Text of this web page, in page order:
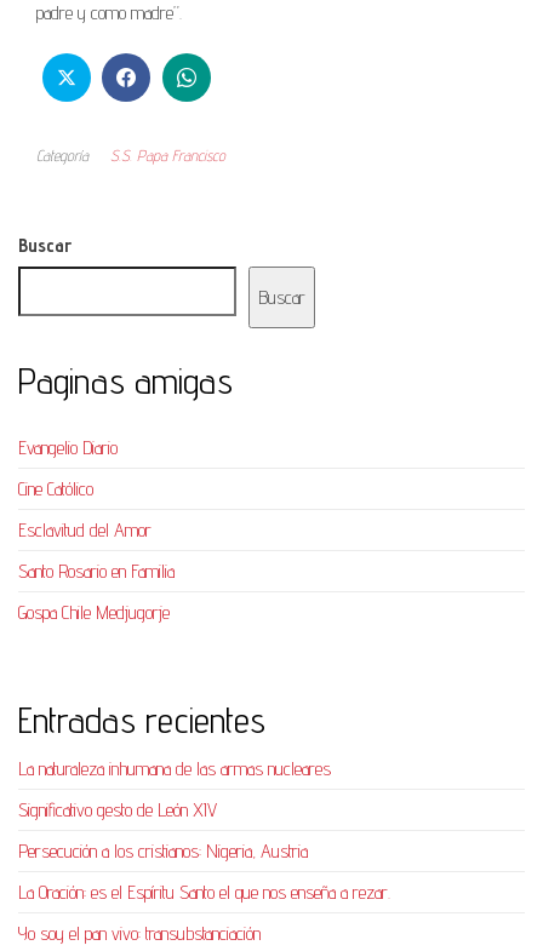
padre y como madre”.
Categoría S.S. Papa Francisco
Buscar
Buscar
Paginas amigas
Evangelio Diario
Cine Católico
Esclavitud del Amor
Santo Rosario en Familia
Gospa Chile Medjugorje
Entradas recientes
La naturaleza inhumana de las armas nucleares
Significativo gesto de León XIV
Persecución a los cristianos: Nigeria, Austria
La Oración: es el Espíritu Santo el que nos enseña a rezar.
Yo soy el pan vivo: transubstanciación